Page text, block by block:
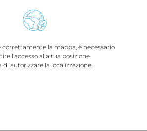
correttamente la mappa, è necessario
l'accesso alla tua posizione.
di autorizzare la localizzazione.